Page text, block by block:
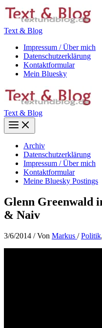
Zum
Inhalt
Text & Blog
Impressum / Über mich
Datenschutzerklärung
Kontaktformular
Mein Bluesky
Text & Blog
Main
Menu
Archiv
Datenschutzerklärung
Impressum / Über mich
Kontaktformular
Meine Bluesky Postings
Glenn Greenwald
& Naiv
3/6/2014 / Von Markus /Politik,